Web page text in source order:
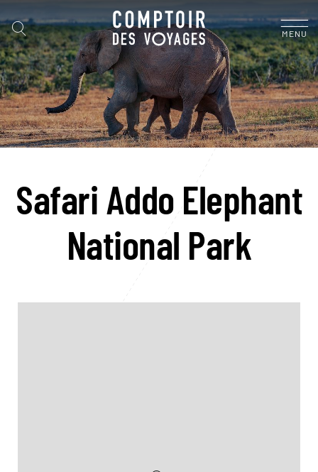
MENU
Safari Addo Elephant
National Park